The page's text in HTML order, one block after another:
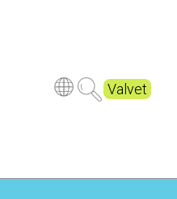
Valvet